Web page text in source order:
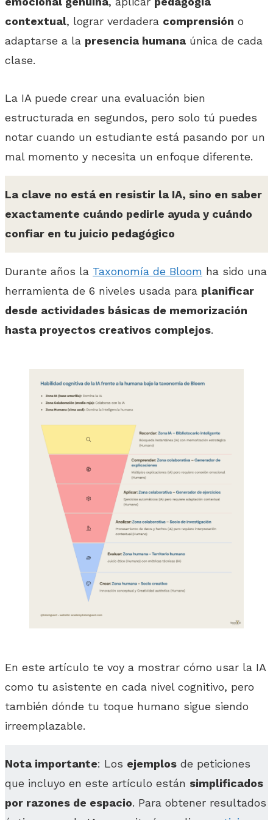
contextual, lograr verdadera comprensión o
adaptarse a la presencia humana única de cada
clase.
La IA puede crear una evaluación bien
estructurada en segundos, pero solo tú puedes
notar cuando un estudiante está pasando por un
mal momento y necesita un enfoque diferente.
La clave no está en resistir la IA, sino en saber
exactamente cuándo pedirle ayuda y cuándo
confiar en tu juicio pedagógico
Durante años la Taxonomía de Bloom ha sido una
herramienta de 6 niveles usada para planificar
desde actividades básicas de memorización
hasta proyectos creativos complejos.
En este artículo te voy a mostrar cómo usar la IA
como tu asistente en cada nivel cognitivo, pero
también dónde tu toque humano sigue siendo
irreemplazable.
Nota importante: Los ejemplos de peticiones
que incluyo en este artículo están simplificados
por razones de espacio. Para obtener resultados